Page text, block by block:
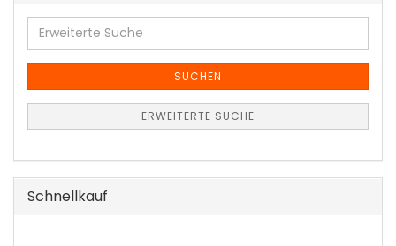
Erweiterte
Suche
SUCHEN
ERWEITERTE SUCHE
Schnellkauf